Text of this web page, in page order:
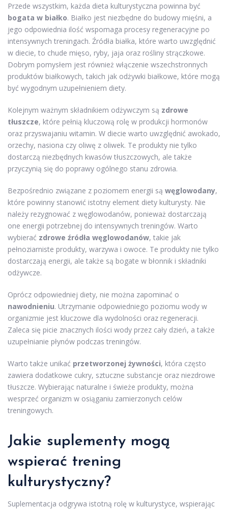
Przede wszystkim, każda dieta kulturystyczna powinna być
bogata w białko. Białko jest niezbędne do budowy mięśni, a
jego odpowiednia ilość wspomaga procesy regeneracyjne po
intensywnych treningach. Źródła białka, które warto uwzględnić
w diecie, to chude mięso, ryby, jaja oraz rośliny strączkowe.
Dobrym pomysłem jest również włączenie wszechstronnych
produktów białkowych, takich jak odżywki białkowe, które mogą
być wygodnym uzupełnieniem diety.
Kolejnym ważnym składnikiem odżywczym są zdrowe
tłuszcze, które pełnią kluczową rolę w produkcji hormonów
oraz przyswajaniu witamin. W diecie warto uwzględnić awokado,
orzechy, nasiona czy oliwę z oliwek. Te produkty nie tylko
dostarczą niezbędnych kwasów tłuszczowych, ale także
przyczynią się do poprawy ogólnego stanu zdrowia.
Bezpośrednio związane z poziomem energii są węglowodany,
które powinny stanowić istotny element diety kulturysty. Nie
należy rezygnować z węglowodanów, ponieważ dostarczają
one energii potrzebnej do intensywnych treningów. Warto
wybierać zdrowe źródła węglowodanów, takie jak
pełnoziarniste produkty, warzywa i owoce. Te produkty nie tylko
dostarczają energii, ale także są bogate w błonnik i składniki
odżywcze.
Oprócz odpowiedniej diety, nie można zapominać o
nawodnieniu. Utrzymanie odpowiedniego poziomu wody w
organizmie jest kluczowe dla wydolności oraz regeneracji.
Zaleca się picie znacznych ilości wody przez cały dzień, a także
uzupełnianie płynów podczas treningów.
Warto także unikać przetworzonej żywności, która często
zawiera dodatkowe cukry, sztuczne substancje oraz niezdrowe
tłuszcze. Wybierając naturalne i świeże produkty, można
wesprzeć organizm w osiąganiu zamierzonych celów
treningowych.
Jakie suplementy mogą
wspierać trening
kulturystyczny?
Suplementacja odgrywa istotną rolę w kulturystyce, wspierając